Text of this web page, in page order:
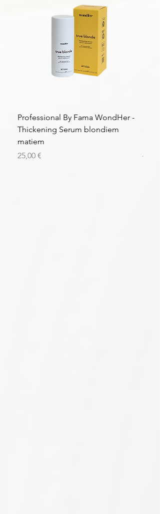
Professional By Fama WondHer -
Thickening Serum blondiem
matiem
Цена
25,00 €
Цена
43,56